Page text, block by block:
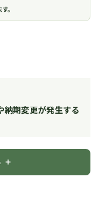
。
納期変更が発生する